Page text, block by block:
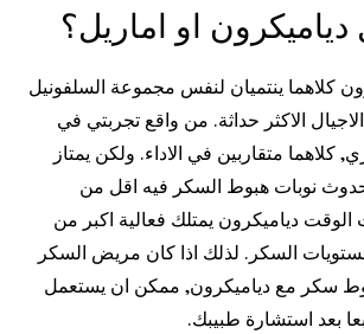
او اماريل؟
كلاهما ينتميان لنفس مجموعة السلفونيل
الاكثر حداثة. من واقع تجربتي في
متقاربين في الاداء. ولكن يمتاز
حدوث نوبات هبوط السكر فيه اقل من
دياميكرون يمتلك فعالية اكبر من
السكر. لذلك اذا كان مريض السكر
سكر مع دياميكرون, ممكن ان يستعمل
بعد استشارة طبيبك.